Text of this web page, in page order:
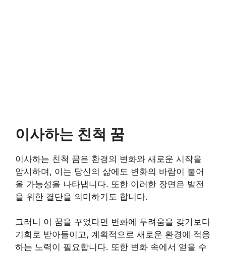
이사하는 친척 꿈
이사하는 친척 꿈은 환경의 변화와 새로운 시작을
암시하며, 이는 당신의 삶에도 변화의 바람이 불어
올 가능성을 나타냅니다. 또한 이러한 장면은 발전
을 위한 결단을 의미하기도 합니다.
그러니 이 꿈을 꾸었다면 변화에 두려움을 갖기보다
기회로 받아들이고, 계획적으로 새로운 환경에 적응
하는 노력이 필요합니다. 또한 변화 속에서 얻을 수